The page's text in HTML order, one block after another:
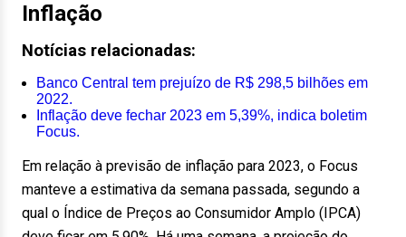
Inflação
Notícias relacionadas:
Banco Central tem prejuízo de R$ 298,5 bilhões em
2022.
Inflação deve fechar 2023 em 5,39%, indica boletim
Focus.
Em relação à previsão de inflação para 2023, o Focus
manteve a estimativa da semana passada, segundo a
qual o Índice de Preços ao Consumidor Amplo (IPCA)